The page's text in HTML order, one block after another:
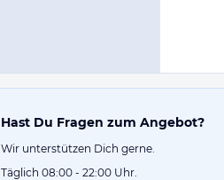
Hast Du Fragen zum Angebot?
Wir unterstützen Dich gerne.
Täglich 08:00 - 22:00 Uhr.